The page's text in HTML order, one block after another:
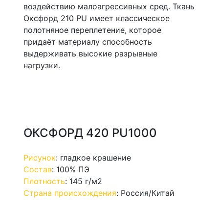
воздействию малоагрессивных сред. Ткань
Оксфорд 210 PU имеет классическое
полотняное переплетение, которое
придаёт материалу способность
выдерживать высокие разрывные
нагрузки.
ОКСФОРД 420 PU1000
Рисунок: гладкое крашение
Состав: 100% ПЭ
Плотность: 145 г/м2
Страна происхождения: Россия/Китай